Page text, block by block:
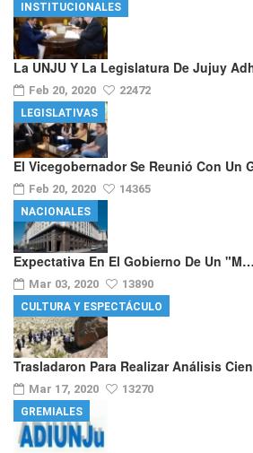
La UNJU Y La Legislatura De Jujuy
Feb 20, 2020 22472
INSTITUCIONALES
El Vicegobernador Se Reunió Con Un
Feb 20, 2020 14365
LEGISLATIVAS
Expectativa En El Gobierno De Un "m…
Mar 03, 2020 13890
NACIONALES
Trasladaron Para Realizar Análisis
Mar 17, 2020 13270
CULTURA Y ESPECTÁCULO
GREMIALES